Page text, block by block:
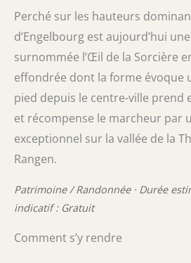
Perché sur les hauteurs
d’Engelbourg est aujourd’hui
surnommée l’Œil de la Sorcière
effondrée dont la forme évoque
pied depuis le centre-ville prend
et récompense le marcheur par
exceptionnel sur la vallée de la
Rangen.
Patrimoine / Randonnée · Durée
indicatif : Gratuit
Comment s’y rendre